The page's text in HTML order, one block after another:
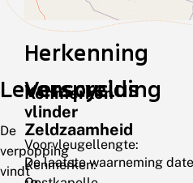
Levenscyclus
De
verpopping
vindt
Herkenning
Kenmerken
vlinder
Voorvleugellengte:
Kenmerken:
Verspreiding
Zeldzaamheid
De laatste waarneming